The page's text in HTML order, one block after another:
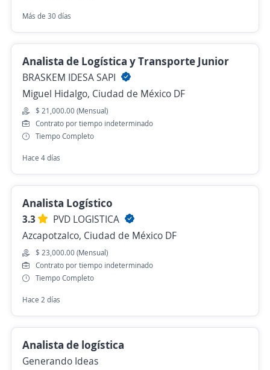
Más de 30 días
Analista de Logística y Transporte Junior
BRASKEM IDESA SAPI
Miguel Hidalgo, Ciudad de México DF
$ 21,000.00 (Mensual)
Contrato por tiempo indeterminado
Tiempo Completo
Hace 4 días
Analista Logístico
3.3
PVD LOGISTICA
Azcapotzalco, Ciudad de México DF
$ 23,000.00 (Mensual)
Contrato por tiempo indeterminado
Tiempo Completo
Hace 2 días
Analista de logística
Generando Ideas